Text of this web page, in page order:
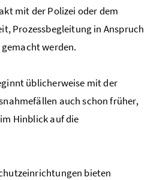
mit der Polizei oder dem
Prozessbegleitung in Anspruch
werden.
üblicherweise mit der
auch schon früher,
Hinblick auf die
bieten